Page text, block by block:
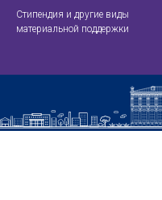
Стипендия и другие виды
материальной поддержки